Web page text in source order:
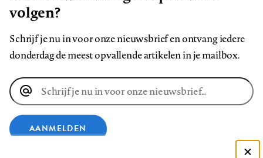
volgen?
Schrijf je nu in voor onze nieuwsbrief en ontvang iedere
donderdag de meest opvallende artikelen in je mailbox.
E-
mailadres
AANMELDEN